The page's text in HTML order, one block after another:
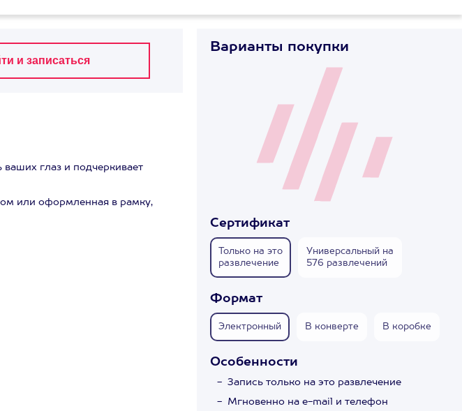
глаз и подчеркивает
или оформленная в рамку,
Варианты покупки
Сертификат
Только на это
развлечение
Универсальный на
576 развлечений
Формат
Электронный В конверте В коробке
Особенности
Запись только на это развлечение
Мгновенно на e-mail и телефон